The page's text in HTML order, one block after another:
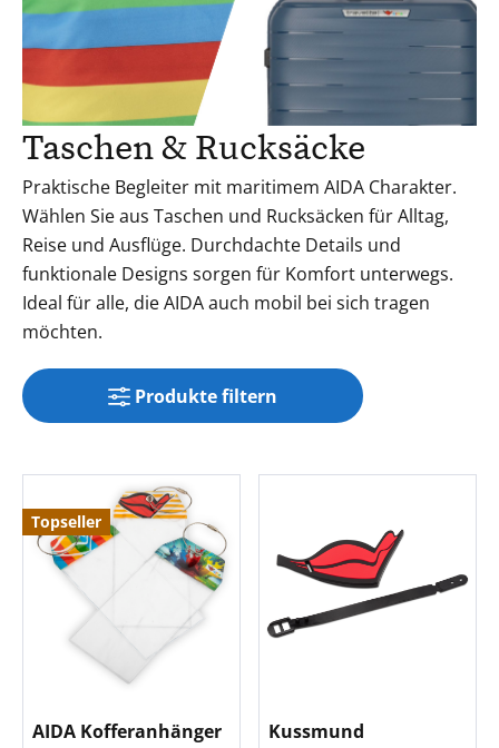
Taschen & Rucksäcke
Praktische Begleiter mit maritimem AIDA Charakter.
Wählen Sie aus Taschen und Rucksäcken für Alltag,
Reise und Ausflüge. Durchdachte Details und
funktionale Designs sorgen für Komfort unterwegs.
Ideal für alle, die AIDA auch mobil bei sich tragen
möchten.
Produkte filtern
Topseller
AIDA Kofferanhänger
Kussmund